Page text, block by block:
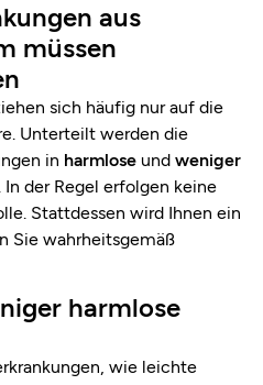
aus
müssen
sich häufig nur auf die
Unterteilt werden die
in harmlose und weniger
In der Regel erfolgen keine
Stattdessen wird Ihnen ein
Sie wahrheitsgemäß
harmlose
wie leichte